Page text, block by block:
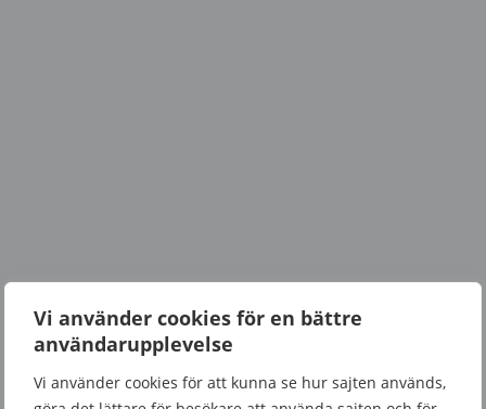
Vi använder cookies för en bättre
användarupplevelse
Vi använder cookies för att kunna se hur sajten används,